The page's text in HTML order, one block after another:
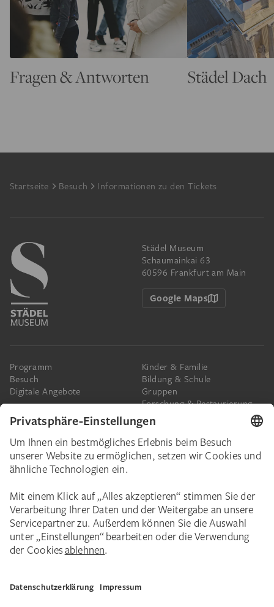
Fragen & Antworten Städel Dach
Footer
Startseite Besuch Informationen zu den Tickets
Städel Museum
Schaumainkai 63
60596 Frankfurt am Main
Google Maps
Programm
Besuch
Digitale Angebote
Kinder & Familie
Bildung & Schule
Gruppen
Forschung & Restaurierung
Presse
Das Städel
Spenden
Schenkungen & Nachlass
Corporate Events
Städelverein
Karriere
Städel Stories
Newsletter